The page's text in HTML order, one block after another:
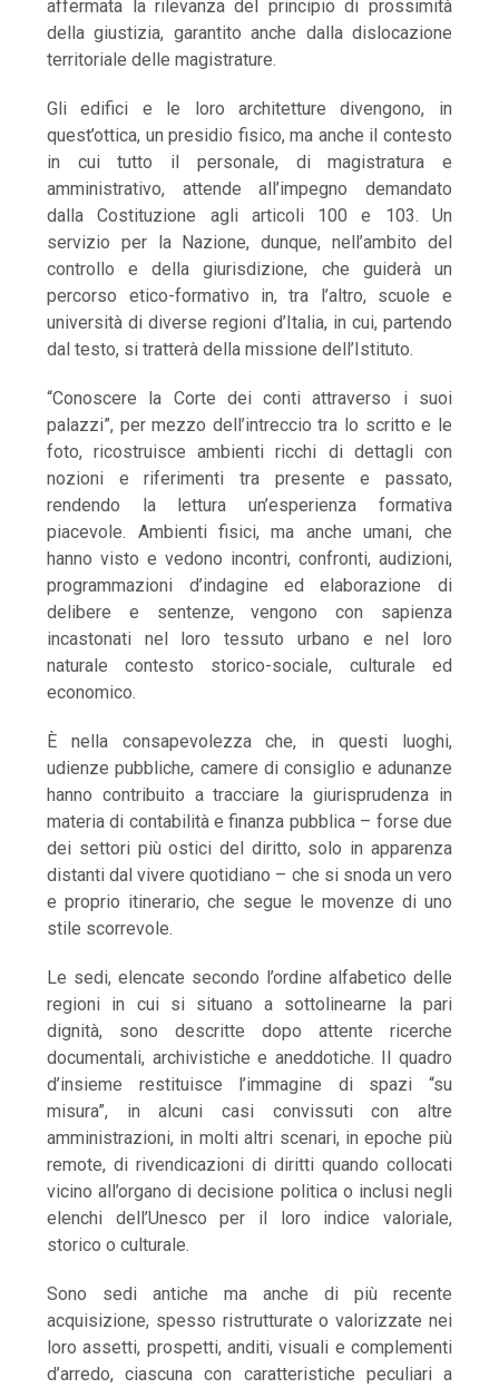
affermata la rilevanza del principio di prossimità
della giustizia, garantito anche dalla dislocazione
territoriale delle magistrature.
Gli edifici e le loro architetture divengono, in
quest’ottica, un presidio fisico, ma anche il contesto
in cui tutto il personale, di magistratura e
amministrativo, attende all’impegno demandato
dalla Costituzione agli articoli 100 e 103. Un
servizio per la Nazione, dunque, nell’ambito del
controllo e della giurisdizione, che guiderà un
percorso etico-formativo in, tra l’altro, scuole e
università di diverse regioni d’Italia, in cui, partendo
dal testo, si tratterà della missione dell’Istituto.
“Conoscere la Corte dei conti attraverso i suoi
palazzi”, per mezzo dell’intreccio tra lo scritto e le
foto, ricostruisce ambienti ricchi di dettagli con
nozioni e riferimenti tra presente e passato,
rendendo la lettura un’esperienza formativa
piacevole. Ambienti fisici, ma anche umani, che
hanno visto e vedono incontri, confronti, audizioni,
programmazioni d’indagine ed elaborazione di
delibere e sentenze, vengono con sapienza
incastonati nel loro tessuto urbano e nel loro
naturale contesto storico-sociale, culturale ed
economico.
È nella consapevolezza che, in questi luoghi,
udienze pubbliche, camere di consiglio e adunanze
hanno contribuito a tracciare la giurisprudenza in
materia di contabilità e finanza pubblica – forse due
dei settori più ostici del diritto, solo in apparenza
distanti dal vivere quotidiano – che si snoda un vero
e proprio itinerario, che segue le movenze di uno
stile scorrevole.
Le sedi, elencate secondo l’ordine alfabetico delle
regioni in cui si situano a sottolinearne la pari
dignità, sono descritte dopo attente ricerche
documentali, archivistiche e aneddotiche. Il quadro
d’insieme restituisce l’immagine di spazi “su
misura”, in alcuni casi convissuti con altre
amministrazioni, in molti altri scenari, in epoche più
remote, di rivendicazioni di diritti quando collocati
vicino all’organo di decisione politica o inclusi negli
elenchi dell’Unesco per il loro indice valoriale,
storico o culturale.
Sono sedi antiche ma anche di più recente
acquisizione, spesso ristrutturate o valorizzate nei
loro assetti, prospetti, anditi, visuali e complementi
d’arredo, ciascuna con caratteristiche peculiari a